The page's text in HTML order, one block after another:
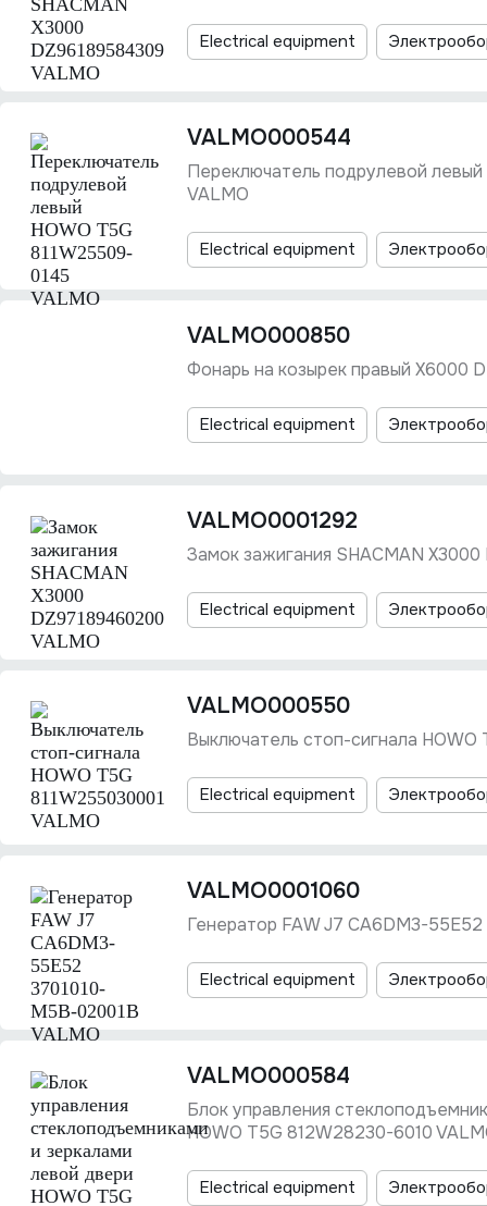
Electrical equipment
VALMO000544
Переключатель подрулевой
VALMO
Electrical equipment
VALMO000850
Фонарь на козырек правый X6000
Electrical equipment
VALMO0001292
Замок зажигания SHACMAN
Electrical equipment
VALMO000550
Выключатель стоп-сигнала HOWO
Electrical equipment
VALMO0001060
Генератор FAW J7 CA6DM3-
Electrical equipment
VALMO000584
Блок управления
HOWO T5G 812W28230-6010
Electrical equipment